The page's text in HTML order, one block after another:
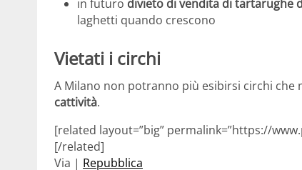
in futuro divieto di vendita di tartarughe
laghetti quando crescono
Vietati i circhi
A Milano non potranno più esibirsi circhi
cattività.
[related layout=”big” permalink=”https://
[/related]
Via | Repubblica